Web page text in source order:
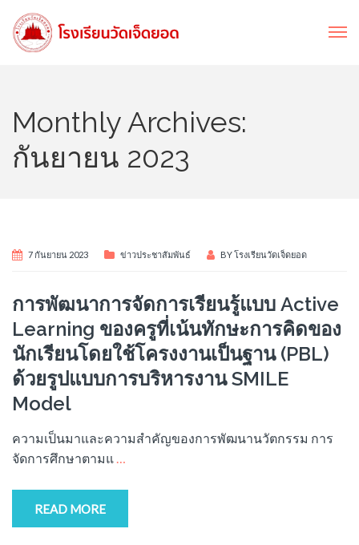
Monthly Archives:
กันยายน 2023
7 กันยายน 2023 ข่าวประชาสัมพันธ์ BYโรงเรียนวัดเจ็ดยอด
การพัฒนาการจัดการเรียนรู้แบบ Active
Learning ของครูที่เน้นทักษะการคิดของ
นักเรียนโดยใช้โครงงานเป็นฐาน (PBL)
ด้วยรูปแบบการบริหารงาน SMILE
Model
ความเป็นมาและความสำคัญของการพัฒนานวัตกรรม การ
จัดการศึกษาตามแ
READ MORE